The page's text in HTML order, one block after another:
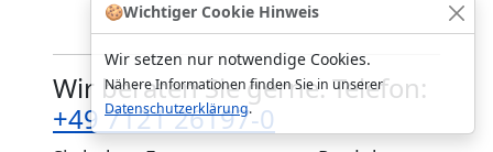
🍪Wichtiger Cookie Hinweis
Wir setzen nur notwendige Cookies.
Nähere Informationen finden Sie in unserer
Datenschutzerklärung.
Wir beraten Sie gerne. Telefon:
+49 7121 26197-0